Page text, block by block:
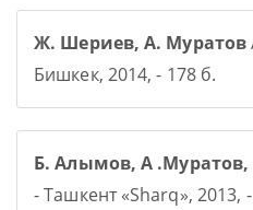
Ж. Шериев, А. Муратов
Бишкек, 2014, - 178 б.
Б. Алымов, А
- Ташкент «Sharq», 2013,